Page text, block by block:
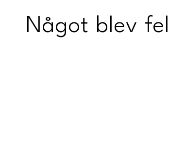
Något blev fel